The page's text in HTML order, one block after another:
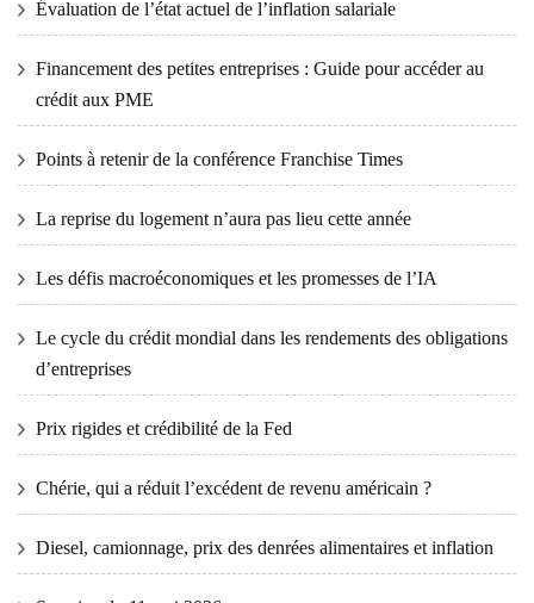
Évaluation de l’état actuel de l’inflation salariale
Financement des petites entreprises : Guide pour accéder au
crédit aux PME
Points à retenir de la conférence Franchise Times
La reprise du logement n’aura pas lieu cette année
Les défis macroéconomiques et les promesses de l’IA
Le cycle du crédit mondial dans les rendements des obligations
d’entreprises
Prix ​​​​rigides et crédibilité de la Fed
Chérie, qui a réduit l’excédent de revenu américain ?
Diesel, camionnage, prix des denrées alimentaires et inflation